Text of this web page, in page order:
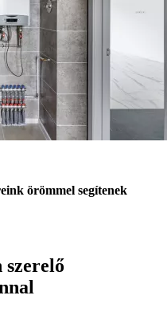
örömmel segítenek
szerelő